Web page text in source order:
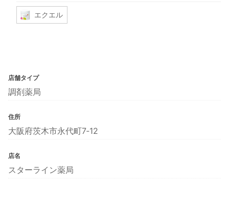
エクエル
店舗タイプ
調剤薬局
住所
大阪府茨木市永代町7‐12
店名
スターライン薬局